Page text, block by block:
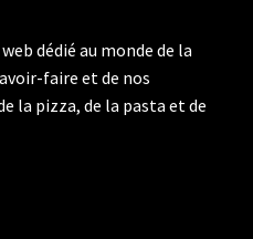
dédié au monde de la
faire et de nos
la pizza, de la pasta et de